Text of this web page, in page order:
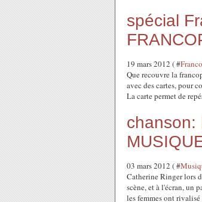
spécial
19 mars 2012 ( #
Que recouvre la
avec des cartes, pour
La carte permet de
chanson:
03 mars 2012 ( #
Catherine Ringer lors
scène, et à l'écran, un
les femmes ont